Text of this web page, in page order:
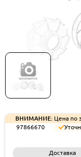
Рабочее колесо
ВНИМАНИЕ: Цена по
97866670
Доставка